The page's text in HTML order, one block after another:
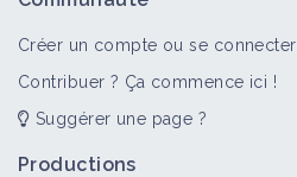
Rongeur
Créer un compte ou se connecter
Contribuer ? Ça commence ici !
Suggérer une page ?
Productions